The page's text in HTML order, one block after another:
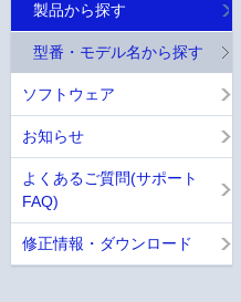
製品から探す
型番・モデル名から探す
ソフトウェア
お知らせ
よくあるご質問(サポート
FAQ)
修正情報・ダウンロード